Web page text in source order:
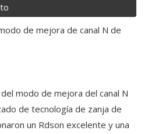
de mejora de canal N de
modo de mejora del canal N
de tecnología de zanja de
un Rdson excelente y una